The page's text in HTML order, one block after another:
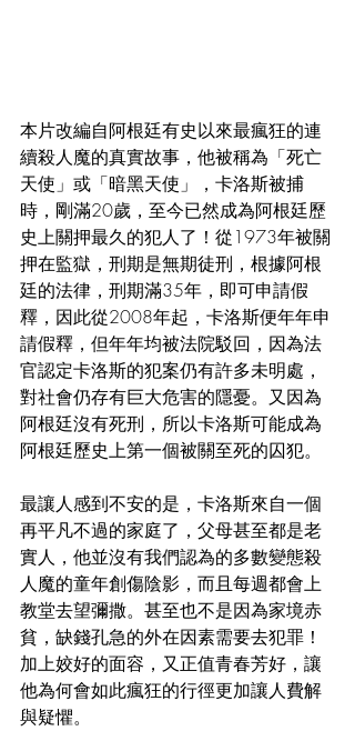
本片改編自阿根廷有史以來最瘋狂的連
續殺人魔的真實故事，他被稱為「死亡
天使」或「暗黑天使」，卡洛斯被捕
時，剛滿20歲，至今已然成為阿根廷歷
史上關押最久的犯人了！從1973年被關
押在監獄，刑期是無期徒刑，根據阿根
廷的法律，刑期滿35年，即可申請假
釋，因此從2008年起，卡洛斯便年年申
請假釋，但年年均被法院駁回，因為法
官認定卡洛斯的犯案仍有許多未明處，
對社會仍存有巨大危害的隱憂。又因為
阿根廷沒有死刑，所以卡洛斯可能成為
阿根廷歷史上第一個被關至死的囚犯。
最讓人感到不安的是，卡洛斯來自一個
再平凡不過的家庭了，父母甚至都是老
實人，他並沒有我們認為的多數變態殺
人魔的童年創傷陰影，而且每週都會上
教堂去望彌撒。甚至也不是因為家境赤
貧，缺錢孔急的外在因素需要去犯罪！
加上姣好的面容，又正值青春芳好，讓
他為何會如此瘋狂的行徑更加讓人費解
與疑懼。